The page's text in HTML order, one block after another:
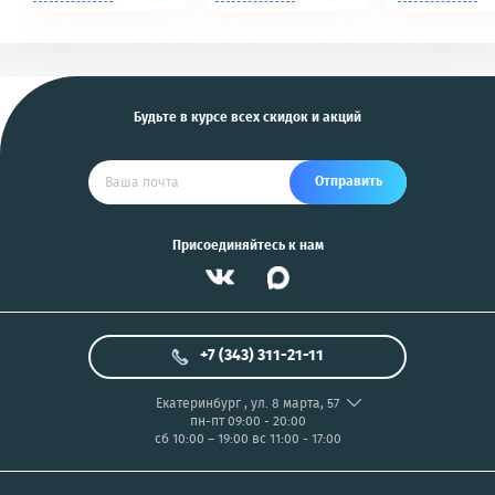
Будьте в курсе всех скидок и акций
Отправить
Присоединяйтесь к нам
+7 (343) 311-21-11
Екатеринбург, ул. 8 марта, 57
пн-пт 09:00 - 20:00
сб 10:00 – 19:00 вс 11:00 - 17:00